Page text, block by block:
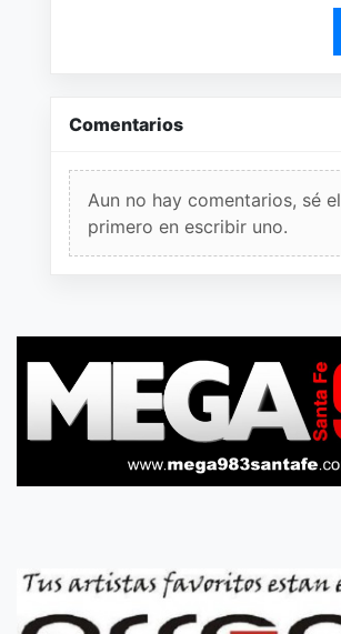
Comentarios
Aun no hay comentarios, sé el
primero en escribir uno.